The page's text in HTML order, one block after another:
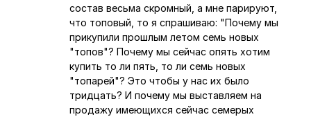
состав весьма скромный, а мне парируют,
что топовый, то я спрашиваю: "Почему мы
прикупили прошлым летом семь новых
"топов"? Почему мы сейчас опять хотим
купить то ли пять, то ли семь новых
"топарей"? Это чтобы у нас их было
тридцать? И почему мы выставляем на
продажу имеющихся сейчас семерых